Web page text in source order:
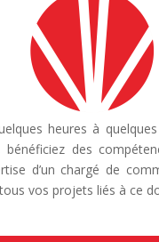
heures à
bénéficiez des
d’un chargé de
vos projets liés à ce